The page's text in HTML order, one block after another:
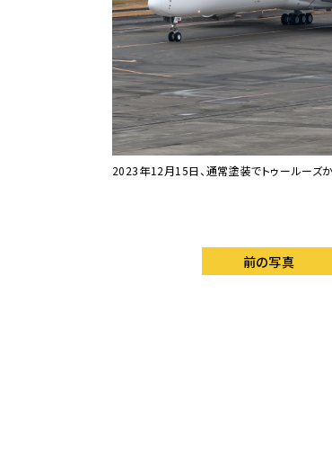
2023年12月15日、通常塗装でトゥールーズ
前の写真